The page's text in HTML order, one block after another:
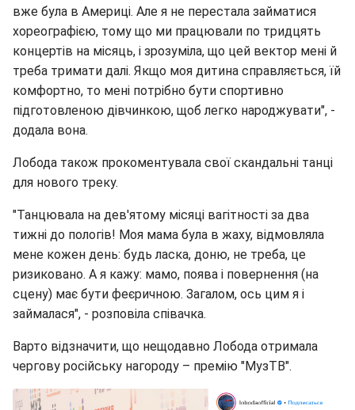
вже була в Америці. Але я не перестала займатися
хореографією, тому що ми працювали по тридцять
концертів на місяць, і зрозуміла, що цей вектор мені й
треба тримати далі. Якщо моя дитина справляється, їй
комфортно, то мені потрібно бути спортивно
підготовленою дівчинкою, щоб легко народжувати", -
додала вона.
Лобода також прокоментувала свої скандальні танці
для нового треку.
"Танцювала на дев'ятому місяці вагітності за два
тижні до пологів! Моя мама була в жаху, відмовляла
мене кожен день: будь ласка, доню, не треба, це
ризиковано. А я кажу: мамо, поява і повернення (на
сцену) має бути феєричною. Загалом, ось цим я і
займалася", - розповіла співачка.
Варто відзначити, що нещодавно Лобода отримала
чергову російську нагороду – премію "МузТВ".